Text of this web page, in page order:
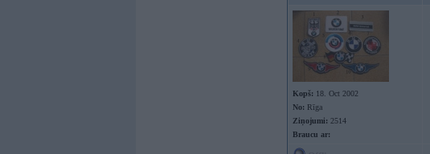
Kopš: 18. Oct 2002
No: Rīga
Ziņojumi: 2514
Braucu ar: